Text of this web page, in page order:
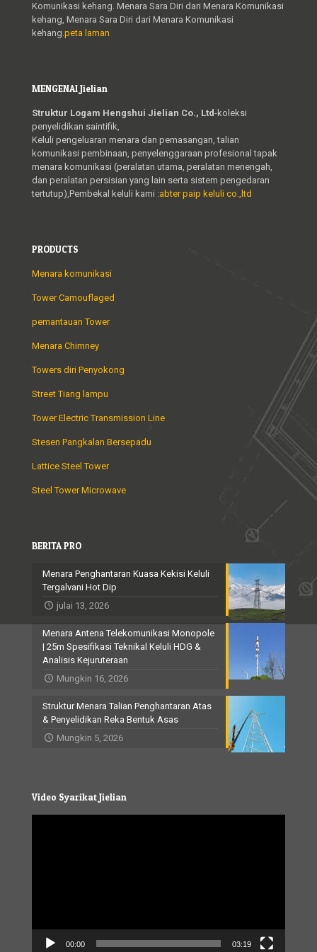
Komunikasi kehang. Menara Sara Diri dari Menara Komunikasi
kehang, Menara Sara Diri dari Menara Komunikasi
kehang.peta laman
MENGENAI Jielian
Struktur Logam Hengshui Jielian Co., Ltd-koleksi
penyelidikan saintifik,
Keluli pengeluaran menara dan pemasangan, talian
komunikasi pembinaan, penyelenggaraan profesional tapak
menara komunikasi (peralatan utama, peralatan menengah,
dan peralatan persisian yang lain serta sistem pengedaran
tertutup),Pembekal keluli kami :abter paip keluli co.,ltd
PRODUCTS
Menara komunikasi
Tower Camouflaged
pemantauan Tower
Menara Chimney
Towers diri Penyokong
Street Tiang lampu
Tower Electric Transmission Line
Stesen Pangkalan Bersepadu
Lattice Steel Tower
Steel Tower Microwave
BERITA PRO
Menara Penghantaran Kuasa Kekisi Keluli
Tergalvani Hot Dip
julai 13, 2026
Menara Antena Telekomunikasi Monopole
| 25m Spesifikasi Teknikal Keluli HDG &
Analisis Kejuruteraan
Mungkin 16, 2026
Struktur Menara Talian Penghantaran Atas
& Penyelidikan Reka Bentuk Asas
Mungkin 5, 2026
Video Syarikat Jielian
00:00 03:19